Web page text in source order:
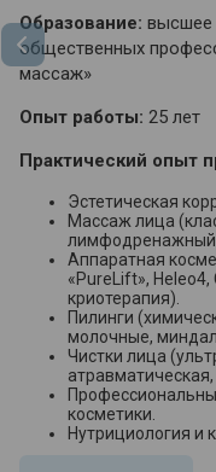
Образование: высшее
общественных
массаж»
Опыт работы: 25 лет
Практический опыт
Эстетическая
Массаж лица
Аппаратная
«PureLift»,
криотерапия).
Пилинги
молочные,
Чистки лица
косметики.
Нутрициология и